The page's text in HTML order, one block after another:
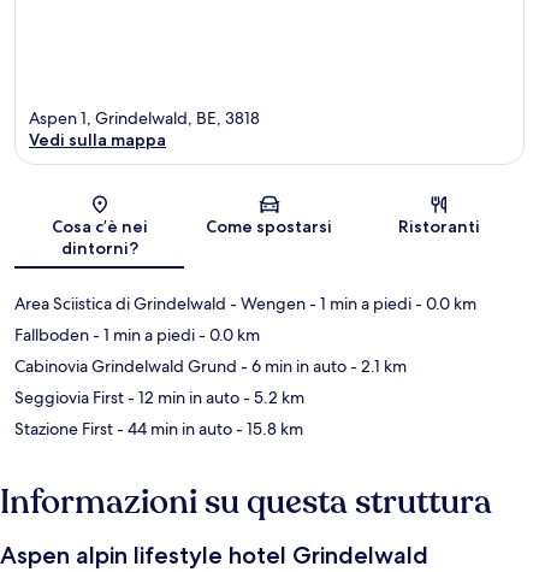
Mappa
Aspen 1, Grindelwald, BE, 3818
Vedi sulla mappa
Cosa c’è nei
dintorni?
Come spostarsi Ristoranti
Area Sciistica di Grindelwald - Wengen- 1 min a piedi- 0.0 km
Fallboden- 1 min a piedi- 0.0 km
Cabinovia Grindelwald Grund - 6 min in auto- 2.1 km
Seggiovia First- 12 min in auto- 5.2 km
Stazione First- 44 min in auto- 15.8 km
Informazioni su questa struttura
Aspen alpin lifestyle hotel Grindelwald